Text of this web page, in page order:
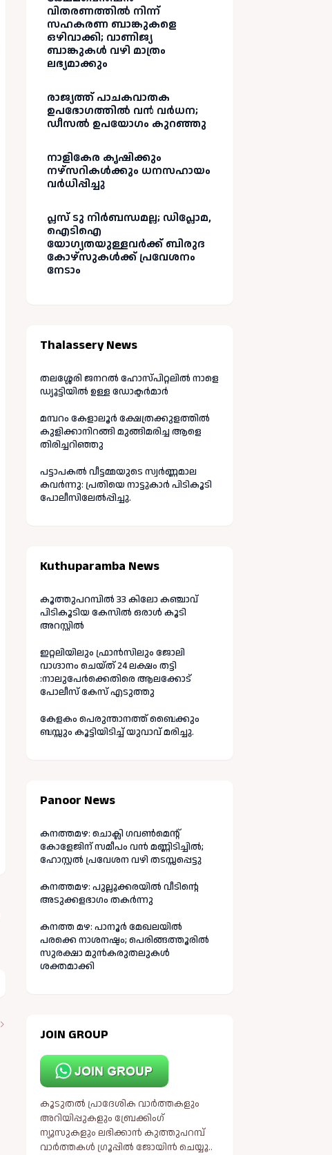
വിതരണത്തിൽ നിന്ന്
സഹകരണ ബാങ്കുകളെ
ഒഴിവാക്കി; വാണിജ്യ
ബാങ്കുകൾ വഴി മാത്രം
ലഭ്യമാക്കും
രാജ്യത്ത് പാചകവാതക
ഉപഭോഗത്തിൽ വൻ വർധന;
ഡീസൽ ഉപയോഗം കുറഞ്ഞു
നാളികേര കൃഷിക്കും
നഴ്സറികൾക്കും ധനസഹായം
വർധിപ്പിച്ചു
പ്ലസ് ടു നിർബന്ധമല്ല; ഡിപ്ലോമ,
ഐടിഐ
യോഗ്യതയുള്ളവർക്ക് ബിരുദ
കോഴ്‌സുകൾക്ക് പ്രവേശനം
നേടാം
Thalassery News
തലശ്ശേരി ജനറൽ ഹോസ്പിറ്റലിൽ നാളെ
ഡ്യൂട്ടിയിൽ ഉള്ള ഡോക്ടർമാർ
മമ്പറം കേളാലൂർ ക്ഷേത്രക്കുളത്തിൽ
കുളിക്കാനിറങ്ങി മുങ്ങിമരിച്ച ആളെ
തിരിച്ചറിഞ്ഞു
പട്ടാപകൽ വീട്ടമ്മയുടെ സ്വർണ്ണമാല
കവർന്നു: പ്രതിയെ നാട്ടുകാർ പിടികൂടി
പോലീസിലേൽപ്പിച്ചു.
Kuthuparamba News
കൂത്തുപറമ്പിൽ 33 കിലോ കഞ്ചാവ്
പിടികൂടിയ കേസിൽ ഒരാൾ കൂടി
അറസ്റ്റിൽ
ഇറ്റലിയിലും ഫ്രാൻസിലും ജോലി
വാഗ്ദാനം ചെയ്ത് 24 ലക്ഷം തട്ടി
:നാലുപേർക്കെതിരെ ആലക്കോട്
പോലീസ് കേസ് എടുത്തു
കേളകം പെരുന്താനത്ത് ബൈക്കും
ബസ്സും കൂട്ടിയിടിച്ച് യുവാവ് മരിച്ചു.
Panoor News
കനത്തമഴ: ചൊക്ലി ഗവൺമെന്റ്
കോളേജിന് സമീപം വൻ മണ്ണിടിച്ചിൽ;
ഹോസ്റ്റൽ പ്രവേശന വഴി തടസ്സപ്പെട്ടു
കനത്തമഴ: പുല്ലൂക്കരയിൽ വീടിന്റെ
അടുക്കളഭാഗം തകർന്നു
കനത്ത മഴ: പാനൂർ മേഖലയിൽ
പരക്കെ നാശനഷ്ടം; പെരിങ്ങത്തൂരിൽ
സുരക്ഷാ മുൻകരുതലുകൾ
ശക്തമാക്കി
JOIN GROUP
കൂടുതൽ പ്രാദേശിക വാർത്തകളും
അറിയിപ്പുകളും ബ്രേക്കിംഗ്
ന്യൂസുകളും ലഭിക്കാൻ കുത്തുപറമ്പ്
വാർത്തകൾ ഗ്രൂപ്പിൽ ജോയിൻ ചെയ്യൂ..